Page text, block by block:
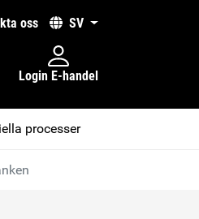
oss SV
Login E-handel
processer